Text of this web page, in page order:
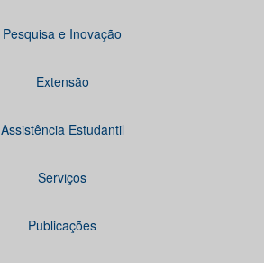
Pesquisa e Inovação
Extensão
Assistência Estudantil
Serviços
Publicações